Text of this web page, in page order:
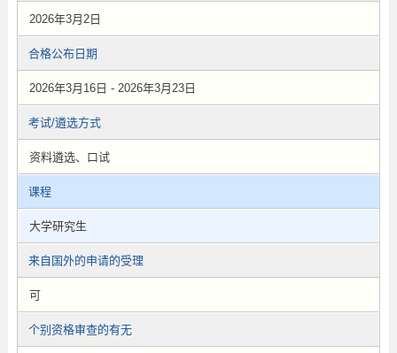
2026年3月2日
合格公布日期
2026年3月16日 - 2026年3月23日
考试/遴选方式
资料遴选、口试
课程
大学研究生
来自国外的申请的受理
可
个别资格审查的有无